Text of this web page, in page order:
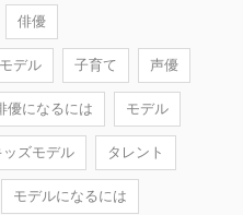
俳優
デル 子育て 声優
優になるには モデル
ッズモデル タレント
モデルになるには